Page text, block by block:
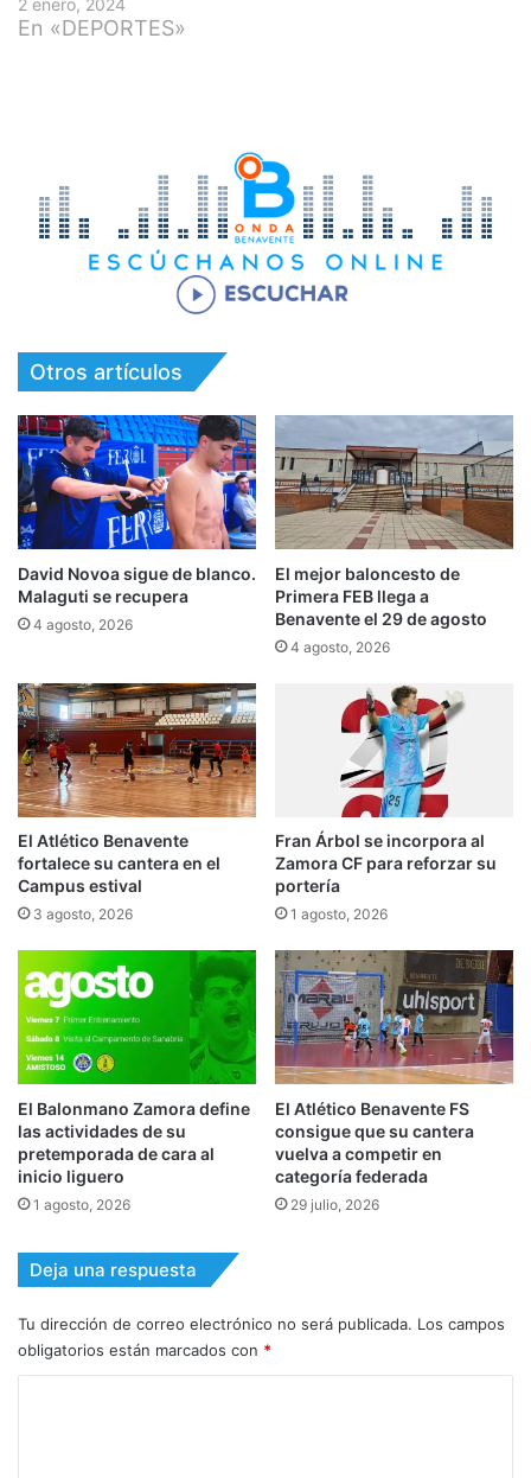
2 enero, 2024
En «DEPORTES»
Otros artículos
David Novoa sigue de blanco.
Malaguti se recupera
4 agosto, 2026
El mejor baloncesto de
Primera FEB llega a
Benavente el 29 de agosto
4 agosto, 2026
El Atlético Benavente
fortalece su cantera en el
Campus estival
3 agosto, 2026
Fran Árbol se incorpora al
Zamora CF para reforzar su
portería
1 agosto, 2026
El Balonmano Zamora define
las actividades de su
pretemporada de cara al
inicio liguero
1 agosto, 2026
El Atlético Benavente FS
consigue que su cantera
vuelva a competir en
categoría federada
29 julio, 2026
Deja una respuesta
Tu dirección de correo electrónico no será publicada. Los campos
obligatorios están marcados con *